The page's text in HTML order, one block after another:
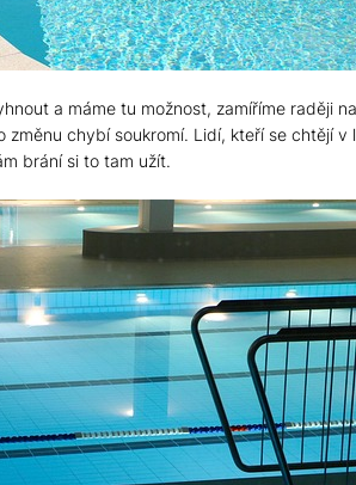
a máme tu možnost, zamíříme raději
změnu chybí soukromí. Lidí, kteří se chtějí
brání si to tam užít.